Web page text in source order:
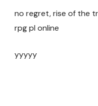
no regret, rise of the
rpg pl online
yyyyy